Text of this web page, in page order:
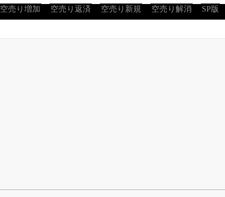
空売り増加 空売り返済 空売り新規 空売り解消 SP版